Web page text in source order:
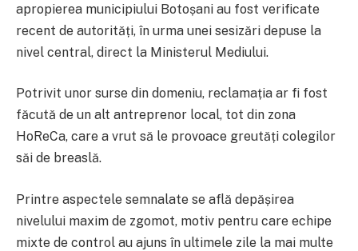
apropierea municipiului Botoșani au fost verificate
recent de autorități, în urma unei sesizări depuse la
nivel central, direct la Ministerul Mediului.
Potrivit unor surse din domeniu, reclamația ar fi fost
făcută de un alt antreprenor local, tot din zona
HoReCa, care a vrut să le provoace greutăți colegilor
săi de breaslă.
Printre aspectele semnalate se află depășirea
nivelului maxim de zgomot, motiv pentru care echipe
mixte de control au ajuns în ultimele zile la mai multe